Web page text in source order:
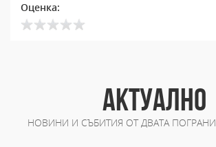
Оценка:
АКТУАЛНО
НОВИНИ И СЪБИТИЯ ОТ ДВАТА